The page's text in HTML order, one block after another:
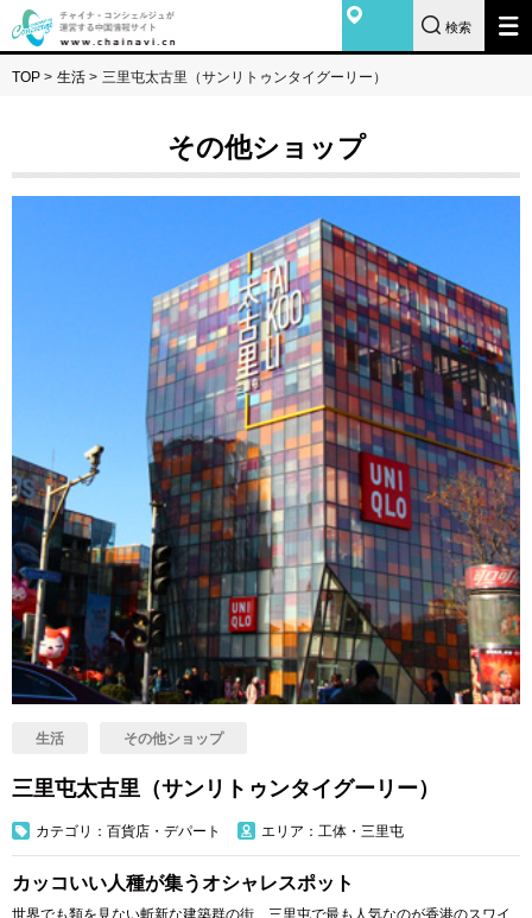
検索
TOP > 生活 > 三里屯太古里（サンリトゥンタイグーリー）
その他ショップ
生活 その他ショップ
三里屯太古里（サンリトゥンタイグーリー）
カテゴリ：百貨店・デパート エリア：工体・三里屯
カッコいい人種が集うオシャレスポット
世界でも類を見ない斬新な建築群の街、三里屯で最も人気なのが香港のスワイ